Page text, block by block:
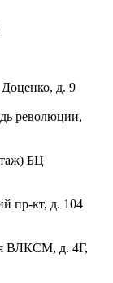
Доценко, д. 9
революции,
БЦ
пр-кт, д. 104
ВЛКСМ, д. 4Г,